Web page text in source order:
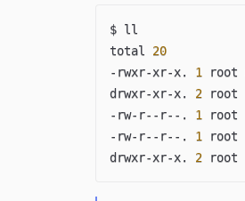
$ ll
total 20
-rwxr-xr-x. 1 root
drwxr-xr-x. 2
-rw-r--r--. 1
-rw-r--r--. 1
drwxr-xr-x. 2